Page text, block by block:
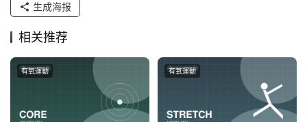
生成海报
相关推荐
有氧運動 有氧運動